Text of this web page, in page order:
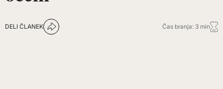
DELI ČLANEK Čas branja: 3 min